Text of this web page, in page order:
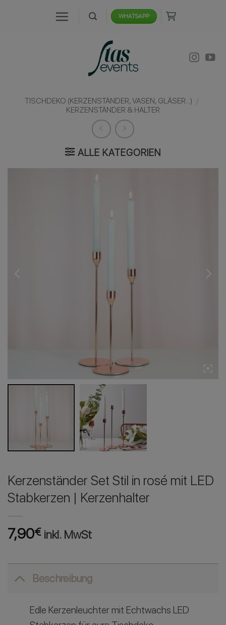
WHATSAPP
TISCHDEKO (KERZENSTÄNDER, VASEN, GLÄSER...) /
KERZENSTÄNDER & HALTER
ALLE KATEGORIEN
Kerzenständer Set Stil in rosé mit LED
Stabkerzen | Kerzenhalter
7,90€ inkl. MwSt
Beschreibung
Edle Kerzenleuchter mit Echtwachs LED